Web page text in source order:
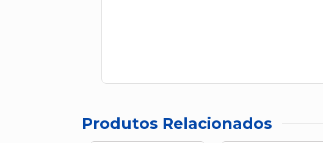
Produtos Relacionados